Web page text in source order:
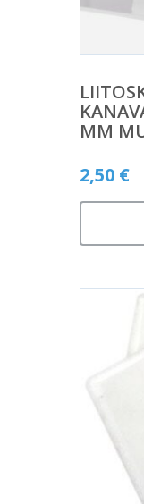
MM
2,50 €